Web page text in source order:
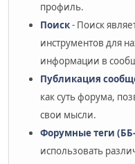
профиль.
Поиск- Поиск
инструментов для
информации в
Публикация
как суть форума,
свои мысли.
Форумные теги
использовать